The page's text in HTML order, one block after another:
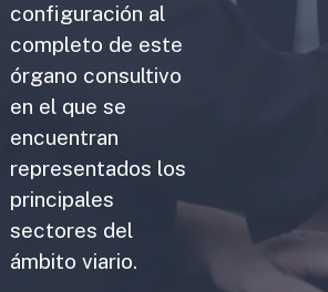
configuración al
completo de este
órgano consultivo
en el que se
encuentran
representados los
principales
sectores del
ámbito viario.